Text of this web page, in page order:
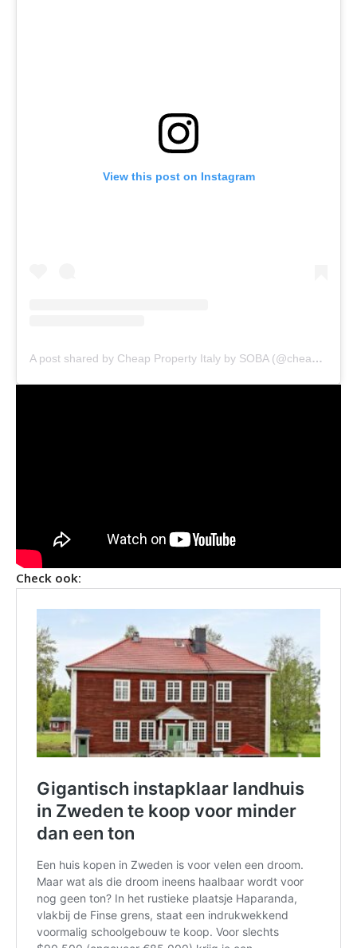
View this post on Instagram
A post shared by Cheap Property Italy by SOBA (@cheappropertyitaly)
Check ook: